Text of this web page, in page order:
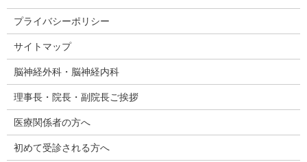
プライバシーポリシー
サイトマップ
脳神経外科・脳神経内科
理事長・院長・副院長ご挨拶
医療関係者の方へ
初めて受診される方へ